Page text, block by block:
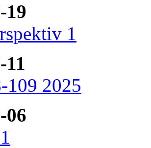
19
1
11
109 2025
06